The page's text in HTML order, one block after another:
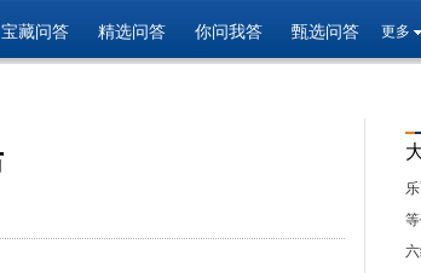
宝藏问答 精选问答 你问我答 甄选问答 更多